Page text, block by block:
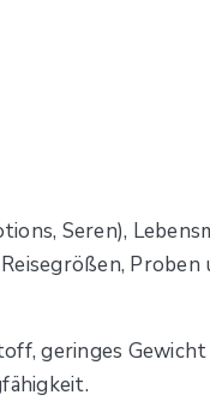
Seren),
geringes